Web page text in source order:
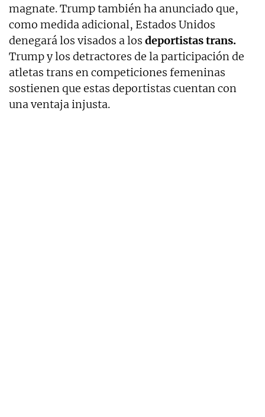
magnate. Trump también ha anunciado que,
como medida adicional, Estados Unidos
denegará los visados a los deportistas trans.
Trump y los detractores de la participación de
atletas trans en competiciones femeninas
sostienen que estas deportistas cuentan con
una ventaja injusta.